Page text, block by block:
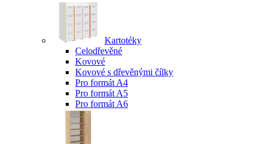
Kartotéky
Celodřevěné
Kovové
Kovové s dřevěnými čílky
Pro formát A4
Pro formát A5
Pro formát A6